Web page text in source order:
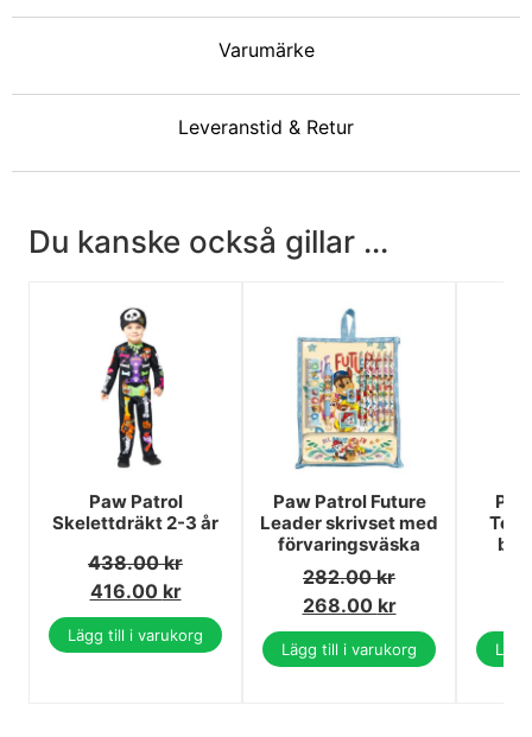
Varumärke
Leveranstid & Retur
Du kanske också gillar ...
Paw Patrol
Skelettdräkt 2-3 år
438.00kr
416.00 kr
Lägg till i varukorg
Paw Patrol Future
Leader skrivset med
förvaringsväska
282.00kr
268.00 kr
Lägg till i varukorg